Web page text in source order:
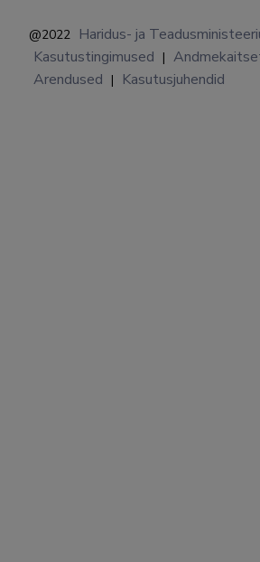
@2022 Haridus- ja
Kasutustingimused |
Arendused | Kasutusjuhendid